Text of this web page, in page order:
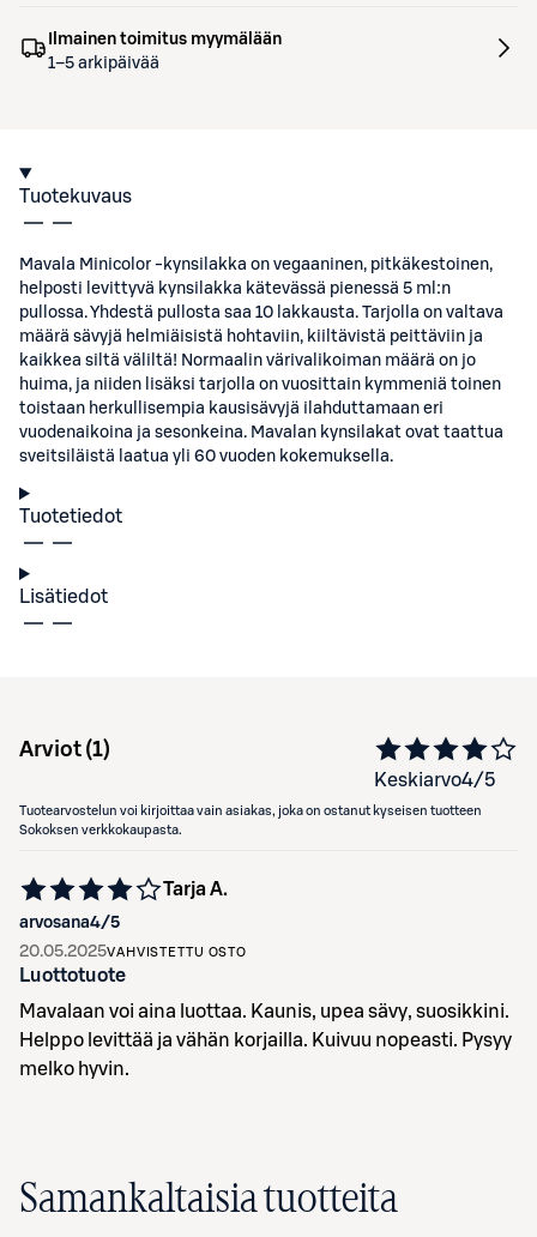
Ilmainen toimitus myymälään
1–5 arkipäivää
Tuotekuvaus
Mavala Minicolor -kynsilakka on vegaaninen, pitkäkestoinen,
helposti levittyvä kynsilakka kätevässä pienessä 5 ml:n
pullossa. Yhdestä pullosta saa 10 lakkausta. Tarjolla on valtava
määrä sävyjä helmiäisistä hohtaviin, kiiltävistä peittäviin ja
kaikkea siltä väliltä! Normaalin värivalikoiman määrä on jo
huima, ja niiden lisäksi tarjolla on vuosittain kymmeniä toinen
toistaan herkullisempia kausisävyjä ilahduttamaan eri
vuodenaikoina ja sesonkeina. Mavalan kynsilakat ovat taattua
sveitsiläistä laatua yli 60 vuoden kokemuksella.
Tuotetiedot
Lisätiedot
Arviot (1)
Keskiarvo4/5
Tuotearvostelun voi kirjoittaa vain asiakas, joka on ostanut kyseisen tuotteen
Sokoksen verkkokaupasta.
arvosana4/5
Tarja A.
20.05.2025VAHVISTETTU OSTO
Luottotuote
Mavalaan voi aina luottaa. Kaunis, upea sävy, suosikkini.
Helppo levittää ja vähän korjailla. Kuivuu nopeasti. Pysyy
melko hyvin.
Samankaltaisia tuotteita